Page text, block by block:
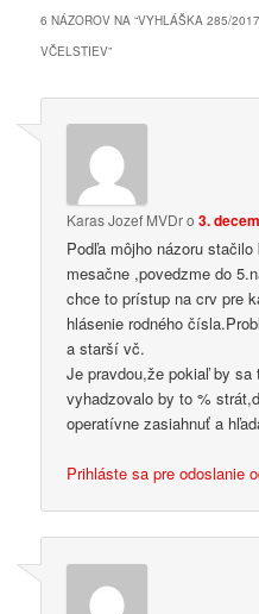
6 NÁZOROV NA “VYHLÁŠKA 285/
VČELSTIEV”
Karas Jozef MVDro3.
Podľa môjho názoru
mesačne ,povedzme do
chce to prístup na crv pre
hlásenie rodného
a starší vč.
Je pravdou,že pokiaľ by sa
vyhadzovalo by to %
operatívne zasiahnuť a
Prihláste sa pre odoslanie